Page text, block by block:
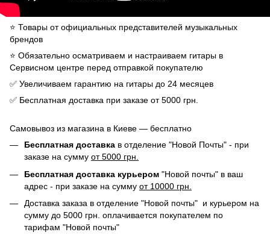
⭐️ Товары от официальных представителей музыкальных
брендов
⭐️ Обязательно осматриваем и настраиваем гитары в
Сервисном центре перед отправкой покупателю
✅ Увеличиваем гарантию на гитары до 24 месяцев
✅ Бесплатная доставка при заказе от 5000 грн.
Самовывоз из магазина в Киеве — бесплатно
Бесплатная доставка в отделение "Новой Почты" - при
заказе на сумму от 5000 грн.
Бесплатная доставка курьером "Новой почты" в ваш
адрес - при заказе на сумму от 10000 грн.
Доставка заказа в отделение "Новой почты" и курьером на
сумму до 5000 грн. оплачивается покупателем по
тарифам "Новой почты"